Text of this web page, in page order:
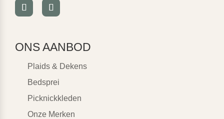
ONS AANBOD
Plaids & Dekens
Bedsprei
Picknickkleden
Onze Merken